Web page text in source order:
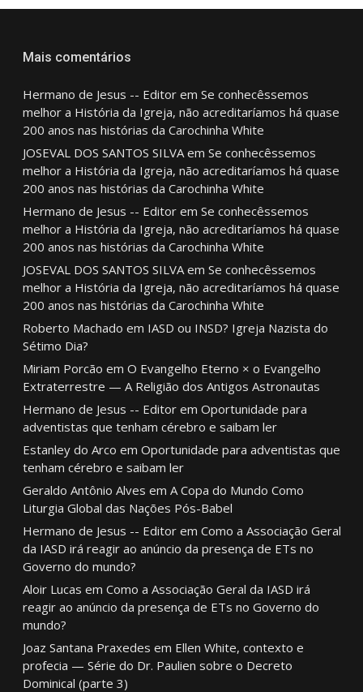
Mais comentários
Hermano de Jesus -- Editorem Se conhecêssemos
melhor a História da Igreja, não acreditaríamos há quase
200 anos nas histórias da Carochinha White
JOSEVAL DOS SANTOS SILVAem Se conhecêssemos
melhor a História da Igreja, não acreditaríamos há quase
200 anos nas histórias da Carochinha White
Hermano de Jesus -- Editorem Se conhecêssemos
melhor a História da Igreja, não acreditaríamos há quase
200 anos nas histórias da Carochinha White
JOSEVAL DOS SANTOS SILVAem Se conhecêssemos
melhor a História da Igreja, não acreditaríamos há quase
200 anos nas histórias da Carochinha White
Roberto Machado em IASD ou INSD? Igreja Nazista do
Sétimo Dia?
Miriam Porcão em O Evangelho Eterno × o Evangelho
Extraterrestre — A Religião dos Antigos Astronautas
Hermano de Jesus -- Editorem Oportunidade para
adventistas que tenham cérebro e saibam ler
Estanley do Arco em Oportunidade para adventistas que
tenham cérebro e saibam ler
Geraldo Antônio Alves em A Copa do Mundo Como
Liturgia Global das Nações Pós-Babel
Hermano de Jesus -- Editorem Como a Associação Geral
da IASD irá reagir ao anúncio da presença de ETs no
Governo do mundo?
Aloir Lucas em Como a Associação Geral da IASD irá
reagir ao anúncio da presença de ETs no Governo do
mundo?
Joaz Santana Praxedes em Ellen White, contexto e
profecia — Série do Dr. Paulien sobre o Decreto
Dominical (parte 3)